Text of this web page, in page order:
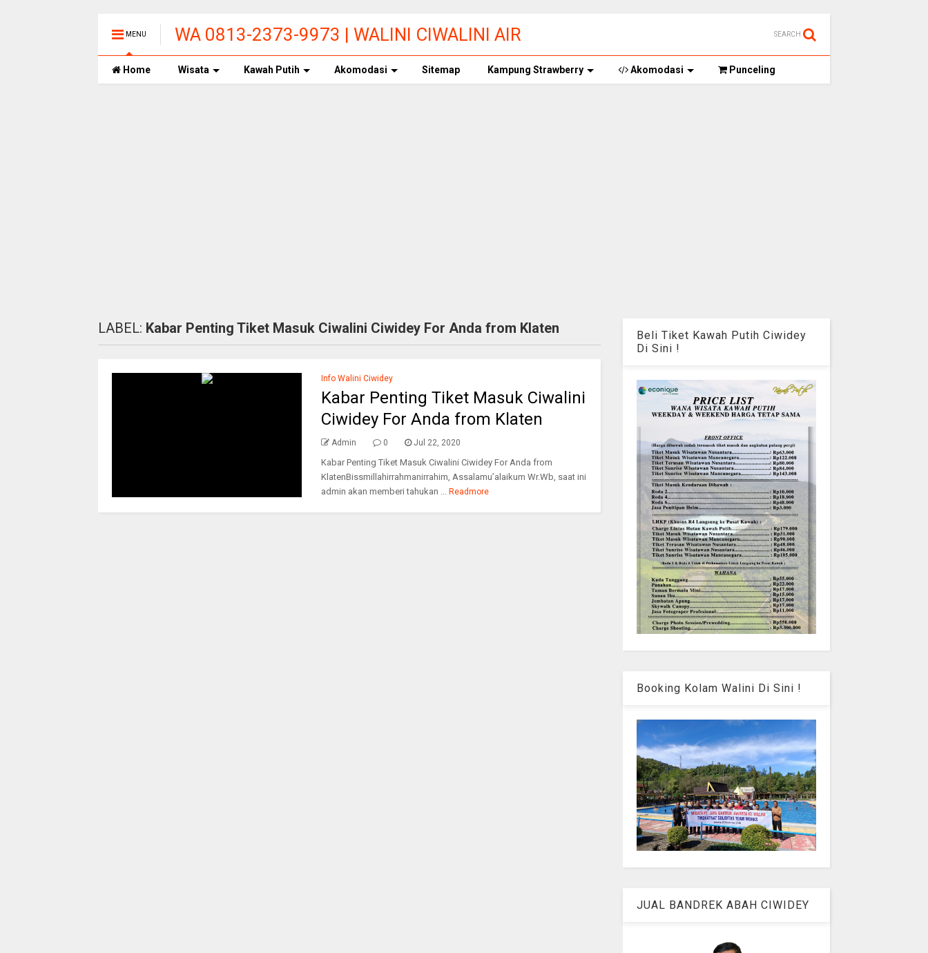
MENU
WA 0813-2373-9973 | WALINI CIWALINI AIR
PANAS ALAMI TERBERSIH CIWIDEY
BANDUNG
SEARCH
Home Wisata Kawah Putih Akomodasi Sitemap Kampung Strawberry Akomodasi Punceling
LABEL: Kabar Penting Tiket Masuk Ciwalini Ciwidey For Anda from Klaten
Info Walini Ciwidey
Kabar Penting Tiket Masuk Ciwalini
Ciwidey For Anda from Klaten
Admin 0 Jul 22, 2020
Kabar Penting Tiket Masuk Ciwalini Ciwidey For Anda from
KlatenBissmillahirrahmanirrahim, Assalamu’alaikum Wr.Wb, saat ini
admin akan memberi tahukan ... Readmore
Beli Tiket Kawah Putih Ciwidey
Di Sini !
Booking Kolam Walini Di Sini !
JUAL BANDREK ABAH CIWIDEY